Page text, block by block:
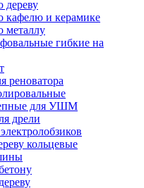
дереву
кафелю и керамике
металлу
гибкие на
реноватора
для УШМ
дрели
кольцевые